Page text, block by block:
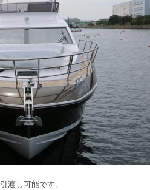
渡し可能です。